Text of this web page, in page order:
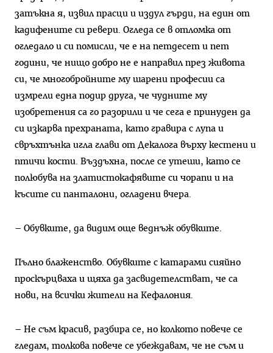
затъкна я, извил прасци и издул гърди, на един от
кадифените си ревери. Огледа се в отломка от
огледало и си помисли, че е на петдесет и пет
години, че нищо добро не е направил през живота
си, че многобройните му шарени професии са
измрели една подир друга, че чудните му
изобретения са го разорили и че сега е принуден да
си изкарва прехраната, като гравира с лупа и
свръхтънка игла глави от Декалога върху кестени и
птичи кости. Въздъхна, после се утеши, като се
полюбува на златистокафявите си чорапи и на
късите си панталони, огладени вчера.
– Обувките, да видим още веднъж обувките.
Пълно блаженство. Обувките с катарами сияйно
проскърцваха и щяха да засвидетелстват, че са
нови, на всички жители на Кефалония.
– Не съм красив, разбира се, но колкото повече се
гледам, толкова повече се убеждавам, че не съм и